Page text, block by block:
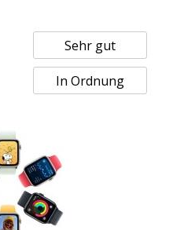
Sehr gut
In Ordnung